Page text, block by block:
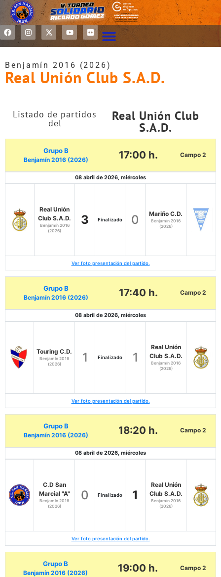
Benjamín 2016 (2026)
Real Unión Club S.A.D.
Listado de partidos
del Real Unión Club
S.A.D.
Grupo B
Benjamín 2016 (2026) 17:00 h. Campo 2
08 abril de 2026, miércoles
Real Unión
Club S.A.D.
Benjamín 2016
(2026)
3 Finalizado 0 Mariño C.D.
Benjamín 2016
(2026)
Ver foto presentación del partido.
Grupo B
Benjamín 2016 (2026) 17:40 h. Campo 2
08 abril de 2026, miércoles
Touring C.D.
Benjamín 2016
(2026)
1 Finalizado 1
Real Unión
Club S.A.D.
Benjamín 2016
(2026)
Ver foto presentación del partido.
Grupo B
Benjamín 2016 (2026) 18:20 h. Campo 2
08 abril de 2026, miércoles
C.D San
Marcial "A"
Benjamín 2016
(2026)
0 Finalizado 1
Real Unión
Club S.A.D.
Benjamín 2016
(2026)
Ver foto presentación del partido.
Grupo B
Benjamín 2016 (2026) 19:00 h. Campo 2